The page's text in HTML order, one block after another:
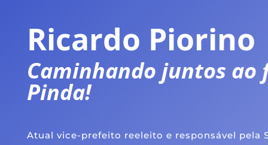
Ricardo Piorino
Caminhando juntos ao
Pinda!
Atual vice-prefeito reeleito e responsável pela